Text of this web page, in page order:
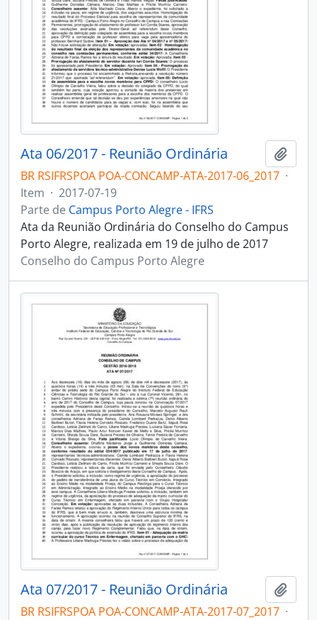
Ata 06/2017 - Reunião Ordinária
BR RSIFRSPOA POA-CONCAMP-ATA-2017-06_2017 ·
Item · 2017-07-19
Parte de Campus Porto Alegre - IFRS
Ata da Reunião Ordinária do Conselho do Campus
Porto Alegre, realizada em 19 de julho de 2017
Conselho do Campus Porto Alegre
Ata 07/2017 - Reunião Ordinária
BR RSIFRSPOA POA-CONCAMP-ATA-2017-07_2017 ·